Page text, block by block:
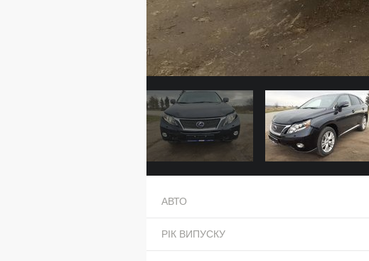
АВТО
РІК ВИПУСКУ